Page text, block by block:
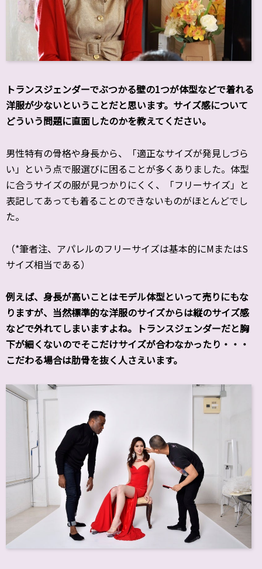
――トランスジェンダーでぶつかる壁の1つが体型などで着れる
洋服が少ないということだと思います。サイズ感について
どういう問題に直面したのかを教えてください。
男性特有の骨格や身長から、「適正なサイズが発見しづら
い」 という点で服選びに困ることが多くありました。 体型
に合うサイズの服が見つかりにくく、「フリーサイズ」と
表記してあっても着ることのできないものがほとんどでし
た。
（*筆者注、アパレルのフリーサイズは基本的にMまたはS
サイズ相当である）
――例えば、身長が高いことはモデル体型といって売りにもな
りますが、当然標準的な洋服のサイズからは縦のサイズ感
などで外れてしまいますよね。トランスジェンダーだと胸
下が細くないのでそこだけサイズが合わなかったり・・・
こだわる場合は肋骨を抜く人さえいます。